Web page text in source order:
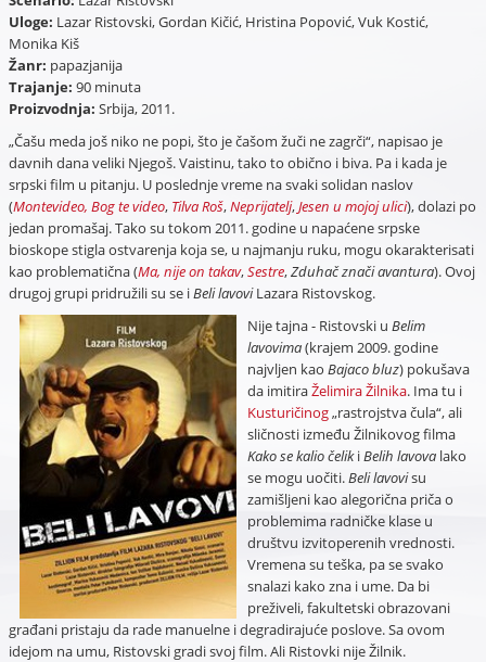
Uloge: Lazar Ristovski, Gordan Kičić, Hristina Popović, Vuk Kostić,
Monika Kiš
Žanr: papazjanija
Trajanje: 90 minuta
Proizvodnja: Srbija, 2011.
„Čašu meda još niko ne popi, što je čašom žuči ne zagrči“, napisao je
davnih dana veliki Njegoš. Vaistinu, tako to obično i biva. Pa i kada je
srpski film u pitanju. U poslednje vreme na svaki solidan naslov
(Montevideo, Bog te video, Tilva Roš,Neprijatelj,Jesen u mojoj ulici), dolazi po
jedan promašaj. Tako su tokom 2011. godine u napaćene srpske
bioskope stigla ostvarenja koja se, u najmanju ruku, mogu okarakterisati
kao problematična (Ma, nije on takav,Sestre,Zduhač znači avantura). Ovoj
drugoj grupi pridružili su se iBeli lavoviLazara Ristovskog.
Nije tajna - Ristovski u Belim
lavovima(krajem 2009. godine
najvljen kao Bajaco bluz) pokušava
da imitiraŽelimira Žilnika. Ima tu i
Kusturičinog„rastrojstva čula“, ali
sličnosti između Žilnikovog filma
Kako se kalio čelikiBelih lavovalako
se mogu uočiti.Beli lavovisu
zamišljeni kao alegorična priča o
problemima radničke klase u
društvu izvitoperenih vrednosti.
Vremena su teška, pa se svako
snalazi kako zna i ume. Da bi
preživeli, fakultetski obrazovani
građani pristaju da rade manuelne i degradirajuće poslove. Sa ovom
idejom na umu, Ristovski gradi svoj film. Ali Ristovki nije Žilnik.